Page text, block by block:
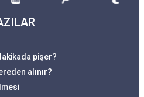
pişer?
alınır?